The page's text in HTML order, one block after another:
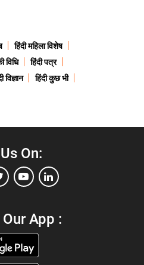
हिंदी महिला विशेष
विधि
हिंदी पत्र
विज्ञान
हिंदी कुछ भी
On:
App :